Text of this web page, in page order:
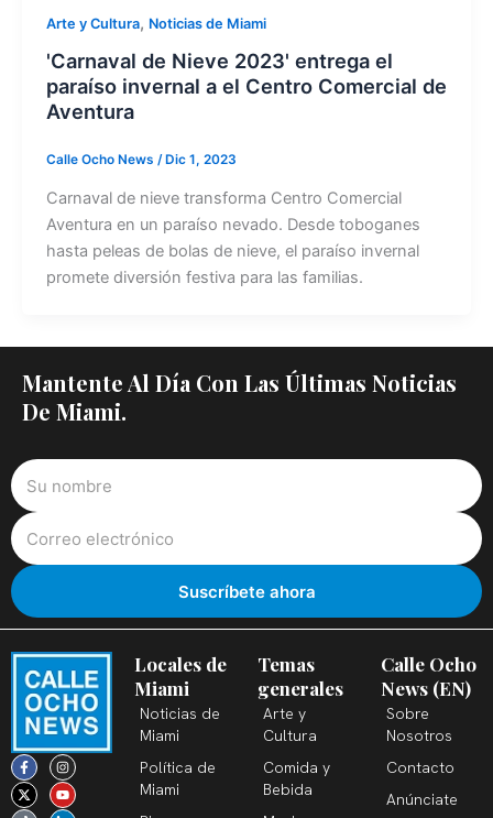
Arte y Cultura, Noticias de Miami
'Carnaval de Nieve 2023' entrega el
paraíso invernal a el Centro Comercial de
Aventura
Calle Ocho News / Dic 1, 2023
Carnaval de nieve transforma Centro Comercial
Aventura en un paraíso nevado. Desde toboganes
hasta peleas de bolas de nieve, el paraíso invernal
promete diversión festiva para las familias.
Mantente Al Día Con Las Últimas Noticias
De Miami.
F
a
c
e
b
I
n
s
t
a
X
-
t
w
i
Y
o
u
t
u
T
i
k
t
o
L
i
n
k
e
Locales de
Miami
Noticias de
Miami
Política de
Miami
Temas
generales
Arte y
Cultura
Comida y
Bebida
Calle Ocho
News (EN)
Sobre
Nosotros
Contacto
Anúnciate